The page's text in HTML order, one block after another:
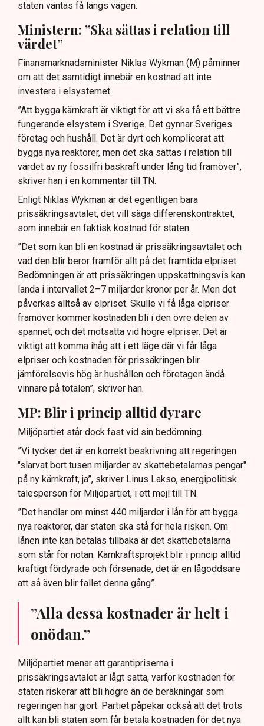
staten väntas få längs vägen.
Ministern: ”Ska sättas i relation till
värdet”
Finansmarknadsminister Niklas Wykman (M) påminner
om att det samtidigt innebär en kostnad att inte
investera i elsystemet.
”Att bygga kärnkraft är viktigt för att vi ska få ett bättre
fungerande elsystem i Sverige. Det gynnar Sveriges
företag och hushåll. Det är dyrt och komplicerat att
bygga nya reaktorer, men det ska sättas i relation till
värdet av ny fossilfri baskraft under lång tid framöver”,
skriver han i en kommentar till TN.
Enligt Niklas Wykman är det egentligen bara
prissäkringsavtalet, det vill säga differenskontraktet,
som innebär en faktisk kostnad för staten.
”Det som kan bli en kostnad är prissäkringsavtalet och
vad den blir beror framför allt på det framtida elpriset.
Bedömningen är att prissäkringen uppskattningsvis kan
landa i intervallet 2–7 miljarder kronor per år. Men det
påverkas alltså av elpriset. Skulle vi få låga elpriser
framöver kommer kostnaden bli i den övre delen av
spannet, och det motsatta vid högre elpriser. Det är
viktigt att komma ihåg att i ett läge där vi får låga
elpriser och kostnaden för prissäkringen blir
jämförelsevis hög är hushållen och företagen ändå
vinnare på totalen”, skriver han.
MP: Blir i princip alltid dyrare
Miljöpartiet står dock fast vid sin bedömning.
”Vi tycker det är en korrekt beskrivning att regeringen
"slarvat bort tusen miljarder av skattebetalarnas pengar"
på ny kärnkraft, ja”, skriver Linus Lakso, energipolitisk
talesperson för Miljöpartiet, i ett mejl till TN.
”Det handlar om minst 440 miljarder i lån för att bygga
nya reaktorer, där staten ska stå för hela risken. Om
lånen inte kan betalas tillbaka är det skattebetalarna
som står för notan. Kärnkraftsprojekt blir i princip alltid
kraftigt fördyrade och försenade, det är en lågoddsare
att så även blir fallet denna gång”.
”Alla dessa kostnader är helt i
onödan.”
Miljöpartiet menar att garantipriserna i
prissäkringsavtalet är lågt satta, varför kostnaden för
staten riskerar att bli högre än de beräkningar som
regeringen har gjort. Partiet påpekar också att det trots
allt kan bli staten som får betala kostnaden för det nya